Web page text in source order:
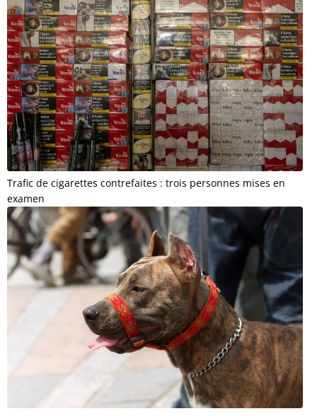
Trafic de cigarettes contrefaites : trois personnes mises en
examen